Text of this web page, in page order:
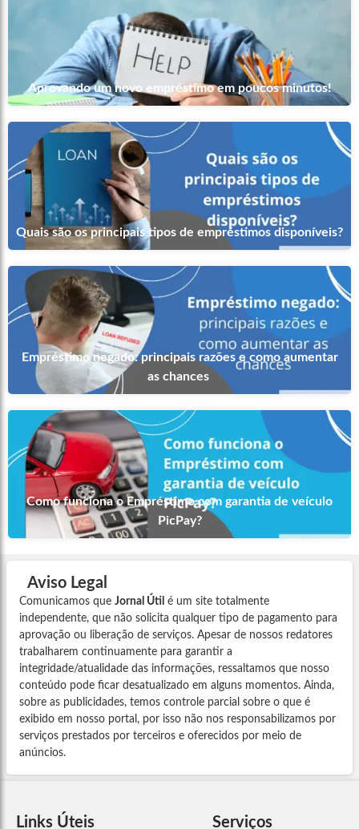
Aprovando um novo empréstimo em poucos minutos!
Quais são os principais tipos de empréstimos disponíveis?
Empréstimo negado: principais razões e como aumentar
as chances
Como funciona o Empréstimo com garantia de veículo
PicPay?
Aviso Legal
Comunicamos que Jornal Útil é um site totalmente
independente, que não solicita qualquer tipo de pagamento para
aprovação ou liberação de serviços. Apesar de nossos redatores
trabalharem continuamente para garantir a
integridade/atualidade das informações, ressaltamos que nosso
conteúdo pode ficar desatualizado em alguns momentos. Ainda,
sobre as publicidades, temos controle parcial sobre o que é
exibido em nosso portal, por isso não nos responsabilizamos por
serviços prestados por terceiros e oferecidos por meio de
anúncios.
Links Úteis Serviços